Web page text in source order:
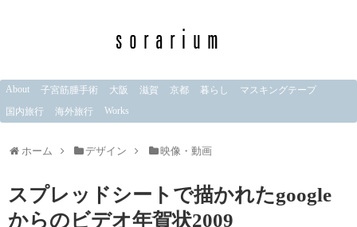
About 子宮筋腫手術 大阪 滋賀 京都 暮らし
マスキングテープ
国内旅行
海外旅行 Works
ホーム デザイン 映像・動画
スプレッドシートで描かれたgoogle
からのビデオ年賀状2009